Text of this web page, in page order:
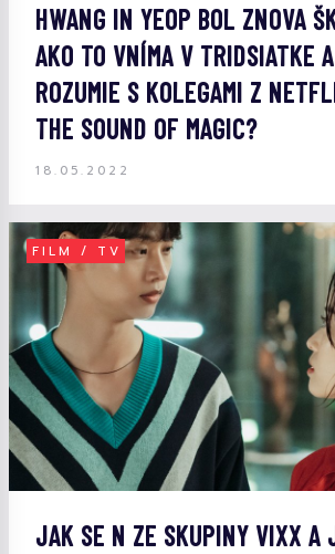
HWANG IN YEOP BOL ZNOVA
AKO TO VNÍMA V TRIDSIATKE
ROZUMIE S KOLEGAMI Z
THE SOUND OF MAGIC?
18.05.2022
FILM / TV
JAK SE N ZE SKUPINY VIXX A